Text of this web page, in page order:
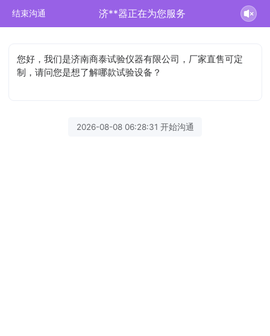
结束沟通 济**器正在为您服务
您好，我们是济南商泰试验仪器有限公司，厂家直售可定
制，请问您是想了解哪款试验设备？
2026-08-08 06:28:31 开始沟通